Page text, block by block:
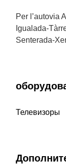
Per l’autovia
Igualada-
Senterada-
Телевизоры